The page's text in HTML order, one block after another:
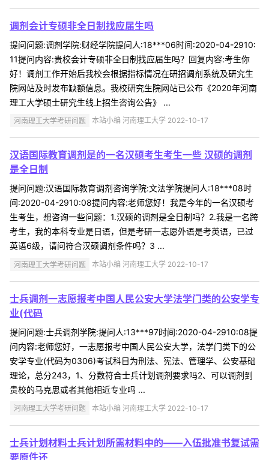
调剂会计专硕非全日制找应届生吗
提问问题:调剂学院:财经学院提问人:18***06时间:2020-04-2910:
11提问内容:贵校会计专硕非全日制找应届生吗？回复内容:考生你
好！调剂工作开始后我校会根据指标情况在研招调剂系统及研究生
院网站及时发布缺额信息。我校研究生院网站已公布《2020年河南
理工大学硕士研究生线上招生咨询公告》 ...
河南理工大学考研问题 本站小编 河南理工大学 2022-10-17
汉语国际教育调剂是的一名汉硕考生考生一些 汉硕的调剂
是全日制
提问问题:汉语国际教育调剂咨询学院:文法学院提问人:18***08时
间:2020-04-2910:08提问内容:老师您好！我是今年的一名汉硕考
生考生，想咨询一些问题：1.汉硕的调剂是全日制吗？2.我是一名跨
考生，我的本科专业是日语，但是考研一志愿外语是考英语，已过
英语6级，请问符合汉硕调剂条件吗？3 ...
河南理工大学考研问题 本站小编 河南理工大学 2022-10-17
士兵调剂一志愿报考中国人民公安大学法学门类的公安学专
业(代码
提问问题:士兵调剂学院:提问人:13***97时间:2020-04-2910:08提
问内容:老师您好，一志愿报考中国人民公安大学，法学门类下的公
安学专业(代码为0306)考试科目为刑法、宪法、管理学、公安基础
理论，总分243，1、分数符合士兵计划调剂要求吗2、可以调剂到
贵校的马克思或者其他相近专业吗 ...
河南理工大学考研问题 本站小编 河南理工大学 2022-10-17
士兵计划材料士兵计划所需材料中的——入伍批准书复试需
要原件还